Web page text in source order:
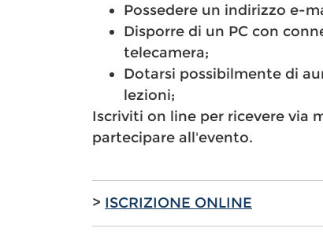
Possedere un indirizzo e-
Disporre di un PC con
telecamera;
Dotarsi possibilmente di
lezioni;
Iscriviti on line per ricevere via
partecipare all'evento.
> ISCRIZIONE ONLINE